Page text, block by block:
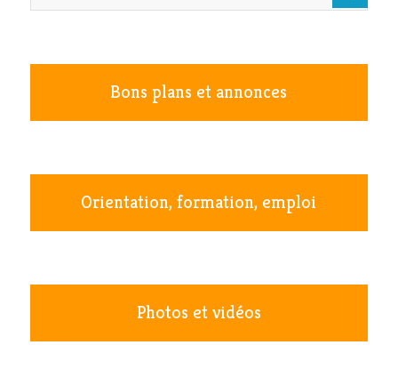
Bons plans et annonces
Orientation, formation, emploi
Photos et vidéos